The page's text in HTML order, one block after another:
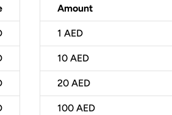
Amount
1 AED
10 AED
20 AED
100 AED